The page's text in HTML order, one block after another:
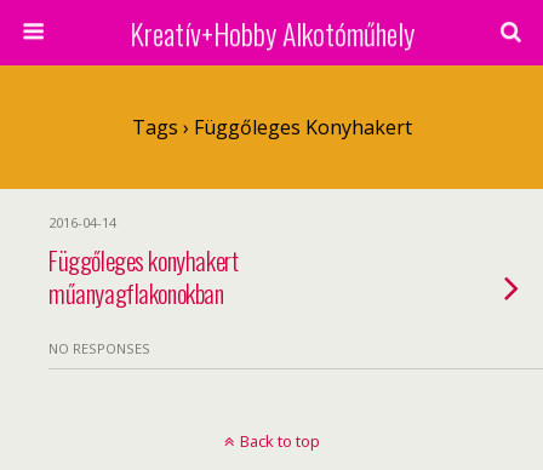
Kreatív+Hobby Alkotóműhely
Tags › Függőleges Konyhakert
2016-04-14
Függőleges konyhakert
műanyagflakonokban
NO RESPONSES
Back to top